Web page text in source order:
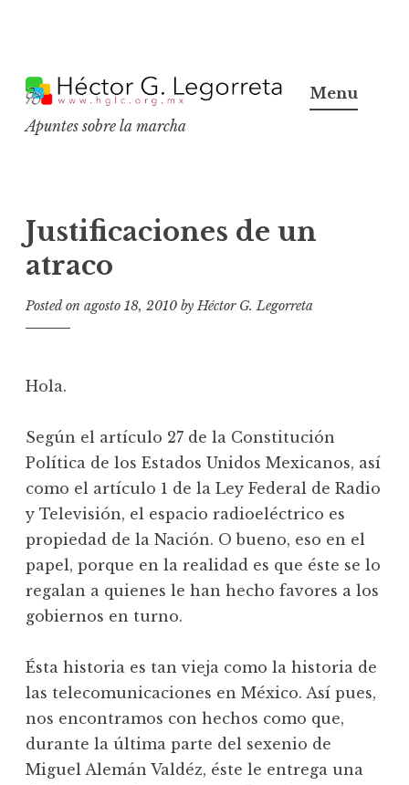
k
p
c
o
n
Apuntes sobre la marcha
Menu
Justificaciones de un
atraco
Posted on agosto 18, 2010 byHéctor G. Legorreta
Hola.
Según el artículo 27 de la Constitución
Política de los Estados Unidos Mexicanos, así
como el artículo 1 de la Ley Federal de Radio
y Televisión, el espacio radioeléctrico es
propiedad de la Nación. O bueno, eso en el
papel, porque en la realidad es que éste se lo
regalan a quienes le han hecho favores a los
gobiernos en turno.
Ésta historia es tan vieja como la historia de
las telecomunicaciones en México. Así pues,
nos encontramos con hechos como que,
durante la última parte del sexenio de
Miguel Alemán Valdéz, éste le entrega una